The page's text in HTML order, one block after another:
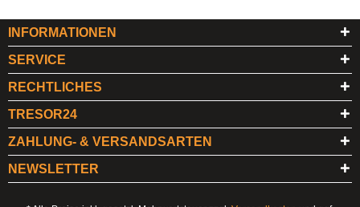
INFORMATIONEN
SERVICE
RECHTLICHES
TRESOR24
ZAHLUNG- & VERSANDSARTEN
NEWSLETTER